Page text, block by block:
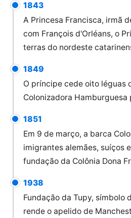
1843
A Princesa Francisca, irmã
com François d'Orléans, o
terras do nordeste
1849
O príncipe cede oito léguas
Colonizadora Hamburguesa
1851
Em 9 de março, a barca
imigrantes alemães, suíços
fundação da Colônia Dona
1938
Fundação da Tupy, símbolo
rende o apelido de